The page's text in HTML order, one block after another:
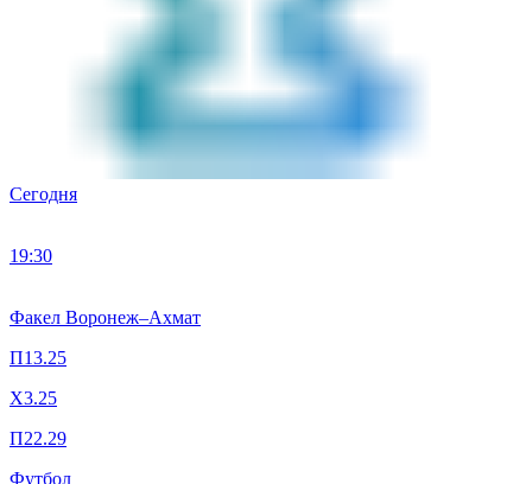
Сегодня
19:30
Факел Воронеж–Ахмат
П13.25
X3.25
П22.29
Футбол